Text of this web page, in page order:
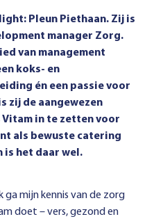
Pleun Piethaan. Zij is
manager Zorg.
van management
koks- en
én een passie voor
zij de aangewezen
Vitam in te zetten voor
als bewuste catering
is het daar wel.
ga mijn kennis van de zorg
doet – vers, gezond en